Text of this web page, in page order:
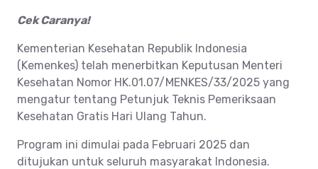
Cek Caranya!
Kementerian Kesehatan Republik Indonesia
(Kemenkes) telah menerbitkan Keputusan Menteri
Kesehatan Nomor HK.01.07/MENKES/33/2025 yang
mengatur tentang Petunjuk Teknis Pemeriksaan
Kesehatan Gratis Hari Ulang Tahun.
Program ini dimulai pada Februari 2025 dan
ditujukan untuk seluruh masyarakat Indonesia.